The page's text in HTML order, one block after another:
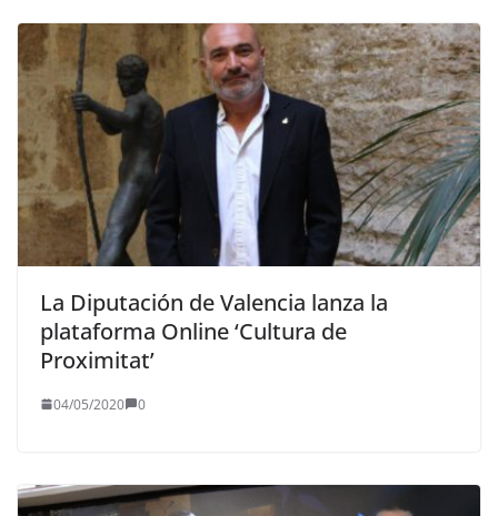
La Diputación de Valencia lanza la
plataforma Online ‘Cultura de
Proximitat’
04/05/2020 0